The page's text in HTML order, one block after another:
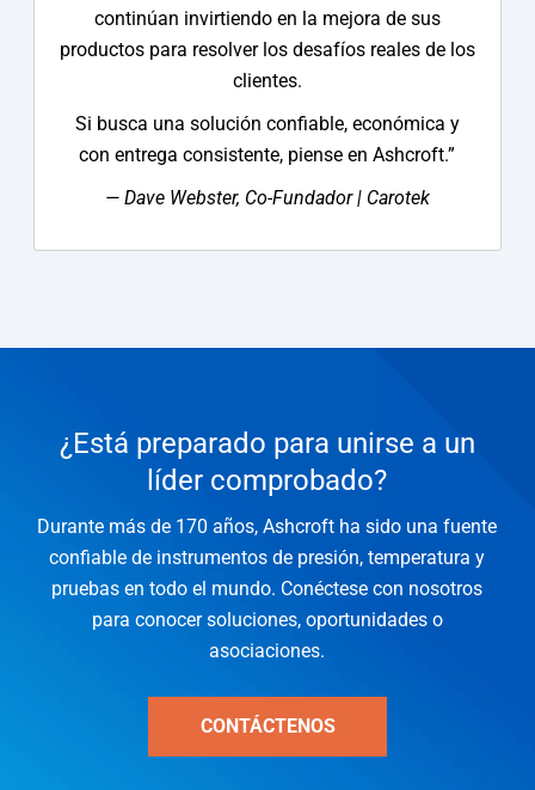
continúan invirtiendo en la mejora de sus
productos para resolver los desafíos reales de los
clientes.
Si busca una solución confiable, económica y
con entrega consistente, piense en Ashcroft.”
— Dave Webster, Co-Fundador | Carotek
¿Está preparado para unirse a un
líder comprobado?
Durante más de 170 años, Ashcroft ha sido una fuente
confiable de instrumentos de presión, temperatura y
pruebas en todo el mundo. Conéctese con nosotros
para conocer soluciones, oportunidades o
asociaciones.
CONTÁCTENOS